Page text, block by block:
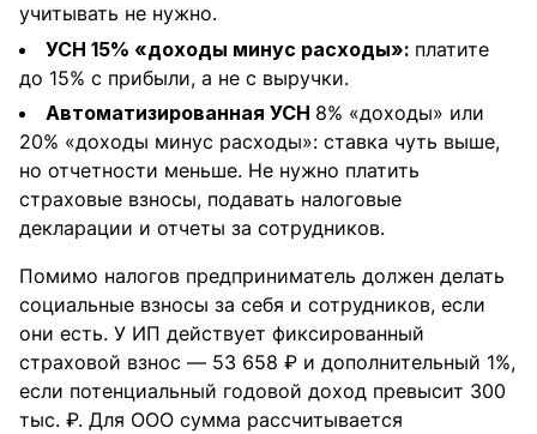
учитывать не нужно.
УСН 15% «доходы минус расходы»: платите
до 15% с прибыли, а не с выручки.
Автоматизированная УСН 8% «доходы» или
20% «доходы минус расходы»: ставка чуть выше,
но отчетности меньше. Не нужно платить
страховые взносы, подавать налоговые
декларации и отчеты за сотрудников.
Помимо налогов предприниматель должен делать
социальные взносы за себя и сотрудников, если
они есть. У ИП действует фиксированный
страховой взнос — 53 658 ₽ и дополнительный 1%,
если потенциальный годовой доход превысит 300
тыс. ₽. Для ООО сумма рассчитывается